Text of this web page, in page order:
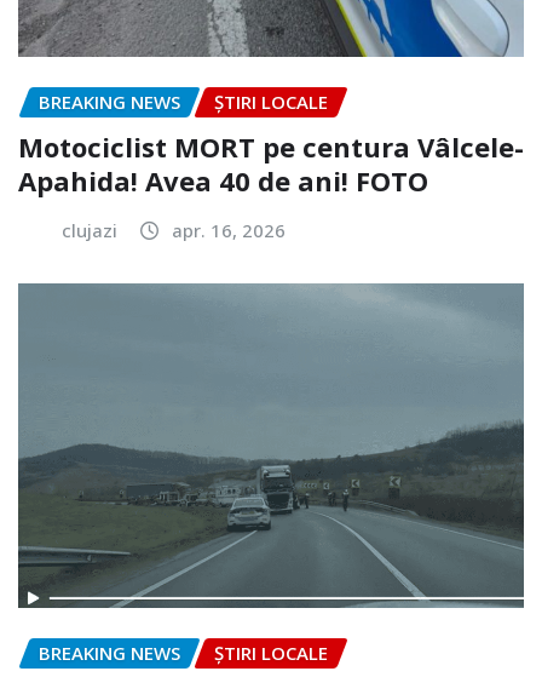
BREAKING NEWS ȘTIRI LOCALE
Motociclist MORT pe centura Vâlcele-
Apahida! Avea 40 de ani! FOTO
clujazi apr. 16, 2026
BREAKING NEWS ȘTIRI LOCALE